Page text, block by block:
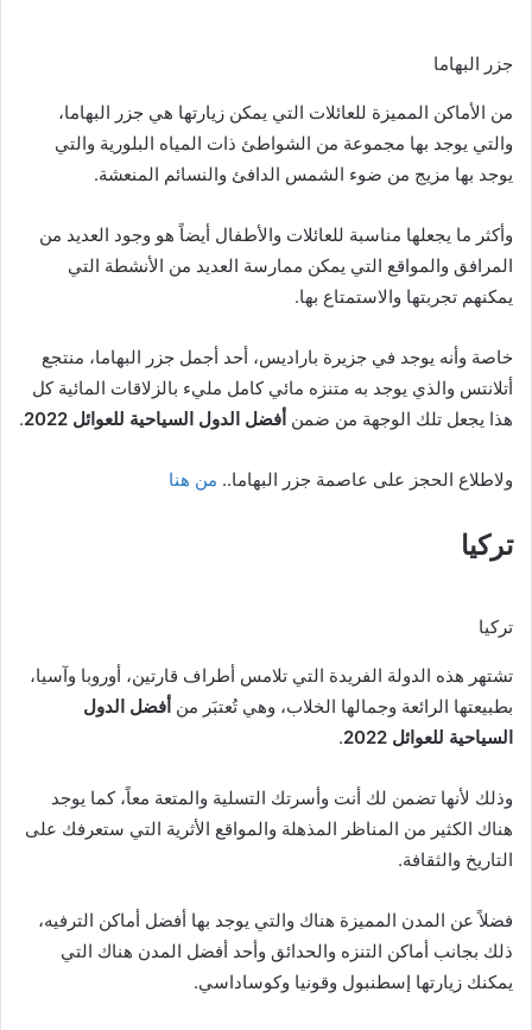
جزر البهاما
من الأماكن المميزة للعائلات التي يمكن زيارتها هي جزر البهاما،
والتي يوجد بها مجموعة من الشواطئ ذات المياه البلورية والتي
يوجد بها مزيج من ضوء الشمس الدافئ والنسائم المنعشة.
وأكثر ما يجعلها مناسبة للعائلات والأطفال أيضاً هو وجود العديد من
المرافق والمواقع التي يمكن ممارسة العديد من الأنشطة التي
يمكنهم تجربتها والاستمتاع بها.
خاصة وأنه يوجد في جزيرة باراديس، أحد أجمل جزر البهاما، منتجع
أتلانتس والذي يوجد به متنزه مائي كامل مليء بالزلاقات المائية كل
هذا يجعل تلك الوجهة من ضمن أفضل الدول السياحية للعوائل 2022 .
ولاطلاع الحجز على عاصمة جزر البهاما.. من هنا
تركيا
تركيا
تشتهر هذه الدولة الفريدة التي تلامس أطراف قارتين، أوروبا وآسيا،
بطبيعتها الرائعة وجمالها الخلاب، وهي تُعتبَر من أفضل الدول
السياحية للعوائل 2022
.
وذلك لأنها تضمن لك أنت وأسرتك التسلية والمتعة معاً، كما يوجد
هناك الكثير من المناظر المذهلة والمواقع الأثرية التي ستعرفك على
التاريخ والثقافة.
فضلاً عن المدن المميزة هناك والتي يوجد بها أفضل أماكن الترفيه،
ذلك بجانب أماكن التنزه والحدائق وأحد أفضل المدن هناك التي
يمكنك زيارتها إسطنبول وقونيا وكوساداسي.